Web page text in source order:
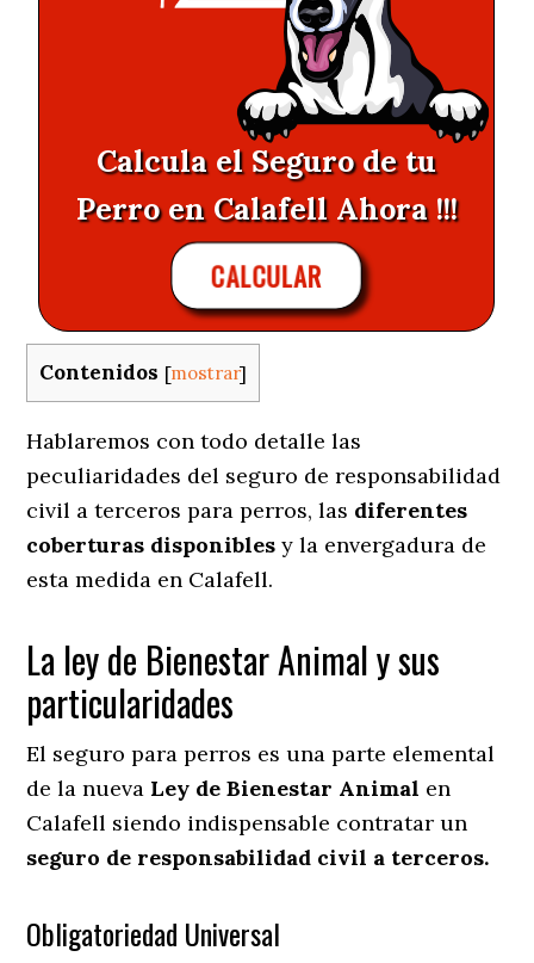
Calcula el Seguro de tu
Perro en Calafell Ahora !!!
CALCULAR
Contenidos [mostrar]
Hablaremos con todo detalle las
peculiaridades del seguro de responsabilidad
civil a terceros para perros, las diferentes
coberturas disponibles y la envergadura de
esta medida en Calafell.
La ley de Bienestar Animal y sus
particularidades
El seguro para perros es una parte elemental
de la nueva Ley de Bienestar Animal en
Calafell siendo indispensable contratar un
seguro de responsabilidad civil a terceros.
Obligatoriedad Universal